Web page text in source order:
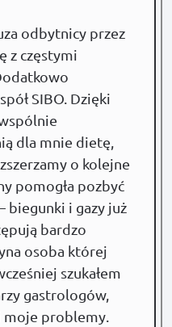
odbytnicy przez
z częstymi
SIBO. Dzięki
dla mnie dietę,
o kolejne
pomogła pozbyć
biegunki i gazy już
bardzo
osoba której
szukałem
gastrologów,
moje problemy.